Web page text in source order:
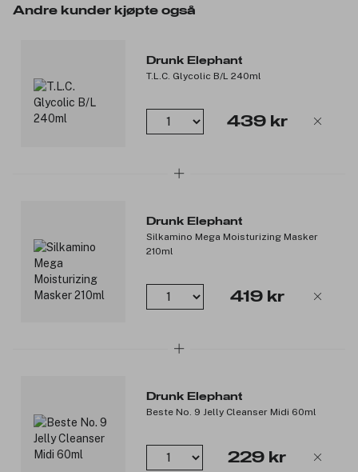
Andre kunder kjøpte også
Drunk Elephant
T.L.C. Glycolic B/L 240ml
439 kr
Drunk Elephant
Silkamino Mega Moisturizing Masker
210ml
419 kr
Drunk Elephant
Beste No. 9 Jelly Cleanser Midi 60ml
229 kr